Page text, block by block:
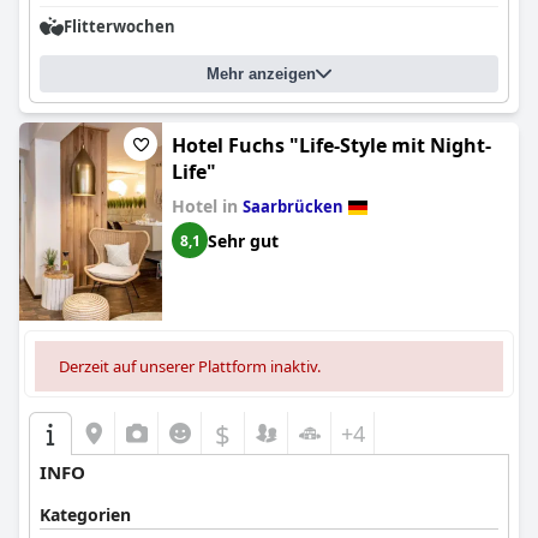
Flitterwochen
Mehr anzeigen
Hotel Fuchs "Life-Style mit Night-
Life"
Hotel in Saarbrücken
8,1 Sehr gut
Derzeit auf unserer Plattform inaktiv.
$ +4
INFO
Kategorien